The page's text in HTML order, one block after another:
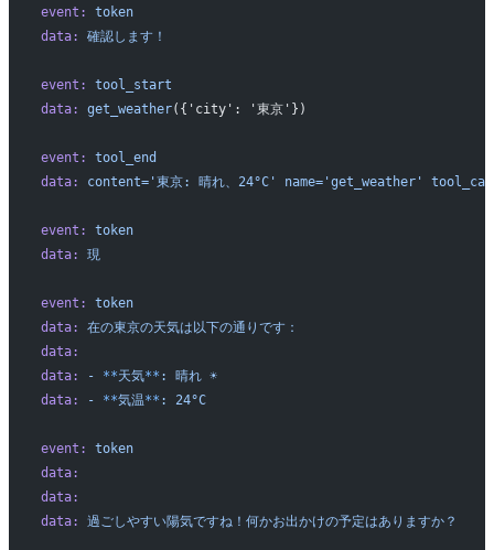
event:
token
data:
確認します！
event:
tool_start
data:
get_weather({'city': '東京'})
event:
tool_end
data:
content='東京: 晴れ、24°C' name='get_weather'
event:
token
data:
現
event:
token
data:
在の東京の天気は以下の通りです：
data:
data:
- **天気** : 晴れ ☀️
data:
- **気温** : 24°C
event:
token
data:
data:
data:
過ごしやすい陽気ですね！何かお出かけの予定はありますか？